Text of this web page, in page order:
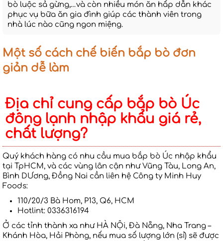
bò luộc sả gừng,…và còn nhiều món ăn hấp dẫn khác
phục vụ bữa ăn gia đình giúp các thành viên trong
nhà lúc nào cũng ngon miệng.
Một số cách chế biến bắp bò đơn
giản dễ làm
Địa chỉ cung cấp bắp bò Úc
đông lạnh nhập khẩu giá rẻ,
chất lượng?
Quý khách hàng có nhu cầu mua bắp bò Úc nhập khẩu
tại TpHCM, và các vùng lân cận như Vũng Tàu, Long An,
Bình DƯơng, Đồng Nai cần liên hệ Công ty Minh Huy
Foods:
110/20/3 Bà Hom, P13, Q6, HCM
Hotlint: 0336316194
Ở các tỉnh thành xa như HÀ NỘi, Đà Nẵng, Nha Trang –
Khánh Hòa, Hải Phòng, nếu mua số lượng lớn (sỉ) sẽ được